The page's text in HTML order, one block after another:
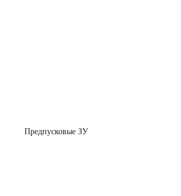
Предпусковые ЗУ